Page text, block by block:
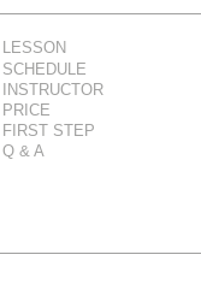
LESSON
SCHEDULE
INSTRUCTOR
PRICE
FIRST STEP
Q & A